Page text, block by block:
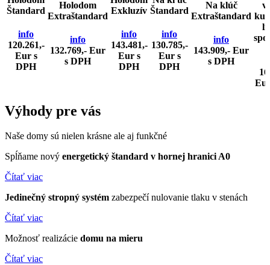
Štandard
info
120.261,-
Eur s
DPH
Holodom
Extraštandard
info
132.769,- Eur
s DPH
Exkluzív
info
143.481,-
Eur s
DPH
Štandard
info
130.785,-
Eur s
DPH
Na klúč
Extraštandard
info
143.909,- Eur
s DPH
Výhody pre vás
Naše domy sú nielen krásne ale aj funkčné
Spĺňame nový energetický štandard v hornej hranici A0
Čítať viac
Jedinečný stropný systém zabezpečí nulovanie tlaku v stenách
Čítať viac
Možnosť realizácie domu na mieru
Čítať viac